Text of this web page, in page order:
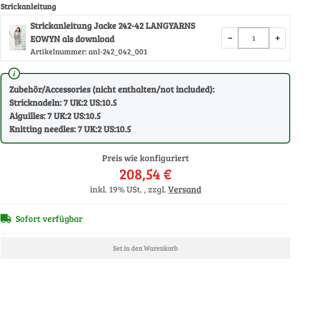
Strickanleitung
Strickanleitung Jacke 242-42 LANGYARNS
EOWYN als download
Artikelnummer:anl-242_042_001
− +
Zubehör/Accessories (nicht enthalten/not included):
Stricknadeln: 7 UK:2 US:10.5
Aiguilles: 7 UK:2 US:10.5
Knitting needles: 7 UK:2 US:10.5
Preis wie konfiguriert
208,54 €
inkl. 19% USt. , zzgl.Versand
Sofort verfügbar
Set in den Warenkorb